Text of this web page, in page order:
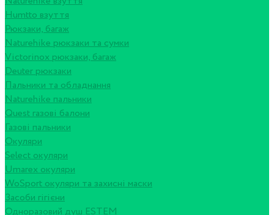
Humtto взуття
Рюкзаки, багаж
Naturehike рюкзаки та сумки
Victorinox рюкзаки, багаж
Deuter рюкзаки
Пальники та обладнання
Naturehike пальники
Quest газові балони
Газові пальники
Окуляри
Select окуляри
Umarex окуляри
WoSport окуляри та захисні маски
Засоби гігієни
Одноразовий душ ESTEM